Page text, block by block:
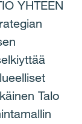
YHTEEN
Talo